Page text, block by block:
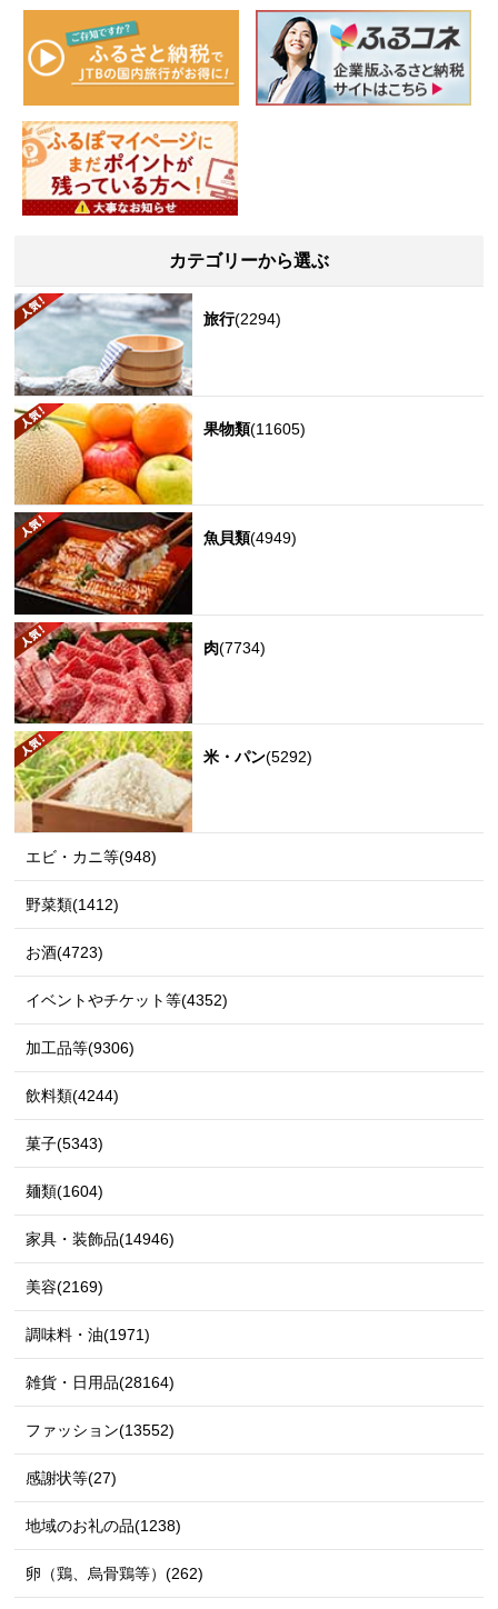
カテゴリーから選ぶ
旅行(2294)
果物類(11605)
魚貝類(4949)
肉(7734)
米・パン(5292)
エビ・カニ等(948)
野菜類(1412)
お酒(4723)
イベントやチケット等(4352)
加工品等(9306)
飲料類(4244)
菓子(5343)
麺類(1604)
家具・装飾品(14946)
美容(2169)
調味料・油(1971)
雑貨・日用品(28164)
ファッション(13552)
感謝状等(27)
地域のお礼の品(1238)
卵（鶏、烏骨鶏等）(262)